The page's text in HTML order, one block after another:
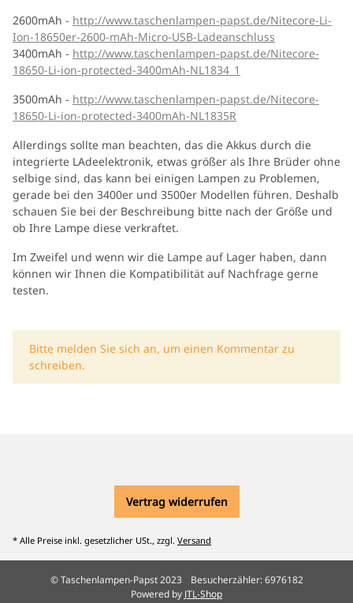
2600mAh - http://www.taschenlampen-papst.de/Nitecore-Li-
Ion-18650er-2600-mAh-Micro-USB-Ladeanschluss
3400mAh - http://www.taschenlampen-papst.de/Nitecore-
18650-Li-ion-protected-3400mAh-NL1834_1
3500mAh - http://www.taschenlampen-papst.de/Nitecore-
18650-Li-ion-protected-3400mAh-NL1835R
Allerdings sollte man beachten, das die Akkus durch die
integrierte LAdeelektronik, etwas größer als Ihre Brüder ohne
selbige sind, das kann bei einigen Lampen zu Problemen,
gerade bei den 3400er und 3500er Modellen führen. Deshalb
schauen Sie bei der Beschreibung bitte nach der Größe und
ob Ihre Lampe diese verkraftet.
Im Zweifel und wenn wir die Lampe auf Lager haben, dann
können wir Ihnen die Kompatibilität auf Nachfrage gerne
testen.
x
Bitte melden Sie sich an, um einen Kommentar zu
schreiben.
Vertrag widerrufen
* Alle Preise inkl. gesetzlicher USt., zzgl. Versand
© Taschenlampen-Papst 2023
Besucherzähler: 6976182
Powered by JTL-Shop